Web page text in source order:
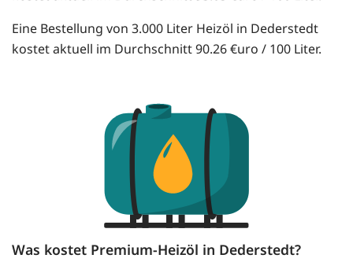
Eine Bestellung von 3.000 Liter Heizöl in Dederstedt
kostet aktuell im Durchschnitt 90.26 €uro / 100 Liter.
Was kostet Premium-Heizöl in Dederstedt?